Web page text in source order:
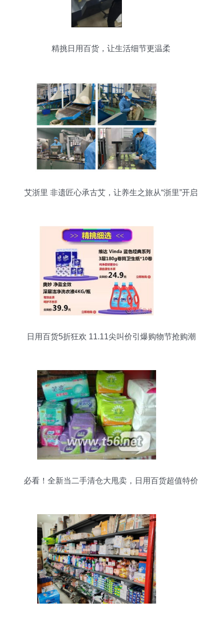
精挑日用百货，让生活细节更温柔
艾浙里 非遗匠心承古艾，让养生之旅从“浙里”开启
日用百货5折狂欢 11.11尖叫价引爆购物节抢购潮
必看！全新当二手清仓大甩卖，日用百货超值特价